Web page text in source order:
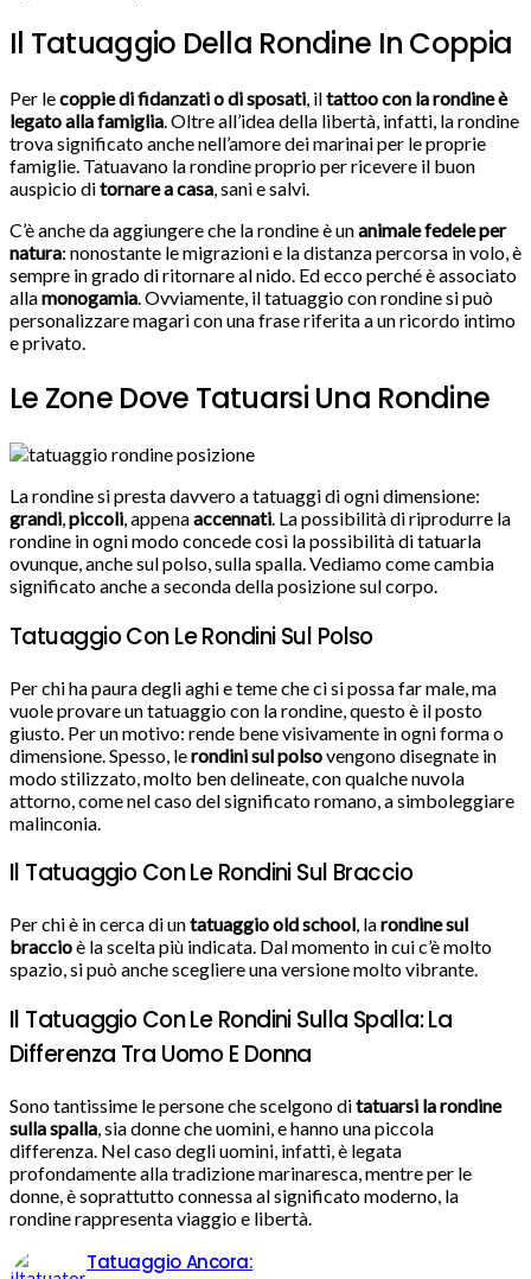
Il Tatuaggio Della Rondine In Coppia
Per lecoppie di fidanzati o di sposati, iltattoo con la rondine è
legato alla famiglia. Oltre all’idea della libertà, infatti, la rondine
trova significato anche nell’amore dei marinai per le proprie
famiglie. Tatuavano la rondine proprio per ricevere il buon
auspicio ditornare a casa, sani e salvi.
C’è anche da aggiungere che la rondine è unanimale fedele per
natura: nonostante le migrazioni e la distanza percorsa in volo, è
sempre in grado di ritornare al nido. Ed ecco perché è associato
allamonogamia. Ovviamente, il tatuaggio con rondine si può
personalizzare magari con una frase riferita a un ricordo intimo
e privato.
Le Zone Dove Tatuarsi Una Rondine
La rondine si presta davvero a tatuaggi di ogni dimensione:
grandi,piccoli, appenaaccennati. La possibilità di riprodurre la
rondine in ogni modo concede così la possibilità di tatuarla
ovunque, anche sul polso, sulla spalla. Vediamo come cambia
significato anche a seconda della posizione sul corpo.
Tatuaggio Con Le Rondini Sul Polso
Per chi ha paura degli aghi e teme che ci si possa far male, ma
vuole provare un tatuaggio con la rondine, questo è il posto
giusto. Per un motivo: rende bene visivamente in ogni forma o
dimensione. Spesso, lerondini sul polsovengono disegnate in
modo stilizzato, molto ben delineate, con qualche nuvola
attorno, come nel caso del significato romano, a simboleggiare
malinconia.
Il Tatuaggio Con Le Rondini Sul Braccio
Per chi è in cerca di untatuaggio old school, larondine sul
braccioè la scelta più indicata. Dal momento in cui c’è molto
spazio, si può anche scegliere una versione molto vibrante.
Il Tatuaggio Con Le Rondini Sulla Spalla: La
Differenza Tra Uomo E Donna
Sono tantissime le persone che scelgono ditatuarsi la rondine
sulla spalla , sia donne che uomini, e hanno una piccola
differenza. Nel caso degli uomini, infatti, è legata
profondamente alla tradizione marinaresca, mentre per le
donne, è soprattutto connessa al significato moderno, la
rondine rappresenta viaggio e libertà.
Tatuaggio Ancora: